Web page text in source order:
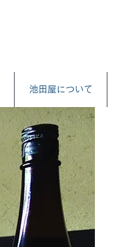
池田屋について